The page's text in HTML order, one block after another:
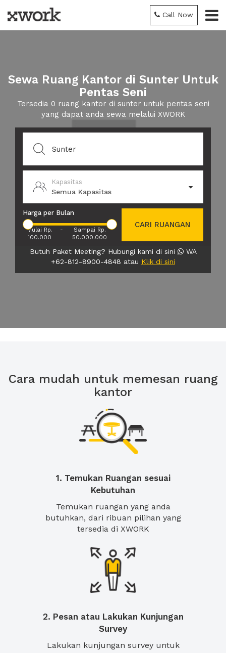
Call Now
Sewa Ruang Kantor di Sunter Untuk
Pentas Seni
Tersedia 0 ruang kantor di sunter untuk pentas seni
yang dapat anda sewa melalui XWORK
Kapasitas
Semua Kapasitas
Harga per Bulan
Mulai Rp.
100.000
-
Sampai Rp.
50.000.000
CARI RUANGAN
Butuh Paket Meeting? Hubungi kami di sini
WA
+62-812-8900-4848 atau Klik di sini
Cara mudah untuk memesan ruang
kantor
1. Temukan Ruangan sesuai
Kebutuhan
Temukan ruangan yang anda
butuhkan, dari ribuan pilihan yang
tersedia di XWORK
2. Pesan atau Lakukan Kunjungan
Survey
Lakukan kunjungan survey untuk